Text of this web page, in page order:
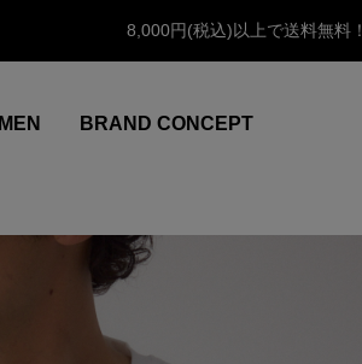
8,000円(税込)以上で送料無料！
MEN BRAND CONCEPT